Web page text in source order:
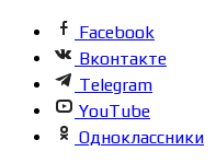
Facebook
Вконтакте
Telegram
YouTube
Одноклассники